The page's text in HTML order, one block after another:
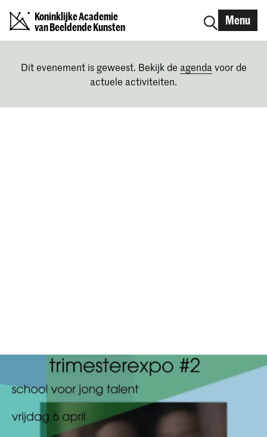
Koninklijke Academie
van Beeldende Kunsten
Menu
Dit evenement is geweest. Bekijk de agenda voor de
actuele activiteiten.